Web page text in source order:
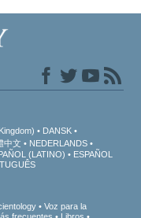
DANSK
中文
NEDERLANDS
(LATINO)
ESPAÑOL
Voz para la